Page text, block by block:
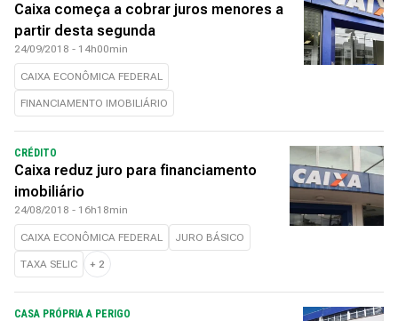
Caixa começa a cobrar juros menores a
partir desta segunda
24/09/2018 - 14h00min
CAIXA ECONÔMICA FEDERAL
FINANCIAMENTO IMOBILIÁRIO
CRÉDITO
Caixa reduz juro para financiamento
imobiliário
24/08/2018 - 16h18min
CAIXA ECONÔMICA FEDERAL JURO BÁSICO
TAXA SELIC + 2
CASA PRÓPRIA A PERIGO